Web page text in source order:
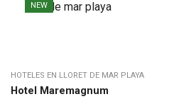
NEW
HOTELES EN LLORET DE MAR PLAYA
Hotel Maremagnum